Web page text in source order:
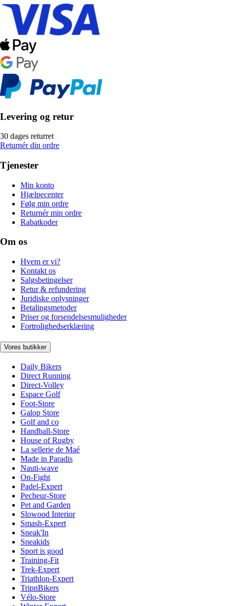
Levering og retur
30 dages returret
Returnér din ordre
Tjenester
Min konto
Hjælpecenter
Følg min ordre
Returnér min ordre
Rabatkoder
Om os
Hvem er vi?
Kontakt os
Salgsbetingelser
Retur & refundering
Juridiske oplysninger
Betalingsmetoder
Priser og forsendelsesmuligheder
Fortrolighedserklæring
Vores butikker
Daily Bikers
Direct Running
Direct-Volley
Espace Golf
Foot-Store
Galop Store
Golf and co
Handball-Store
House of Rugby
La sellerie de Maé
Made in Paradis
Nauti-wave
On-Fight
Padel-Expert
Pecheur-Store
Pet and Garden
Slowood Interior
Smash-Expert
Sneak'In
Sneakids
Sport is good
Training-Fit
Trek-Expert
Triathlon-Expert
TripnBikers
Vélo-Store